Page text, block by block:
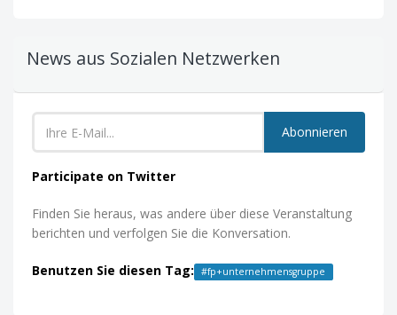
News aus Sozialen Netzwerken
Abonnieren
Participate on Twitter
Finden Sie heraus, was andere über diese Veranstaltung
berichten und verfolgen Sie die Konversation.
Benutzen Sie diesen Tag: #fp+unternehmensgruppe